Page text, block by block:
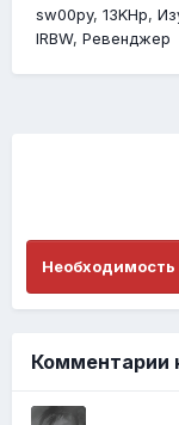
sw00py 13KHp
lRBW Ревенджер
Необходимость
Комментарии